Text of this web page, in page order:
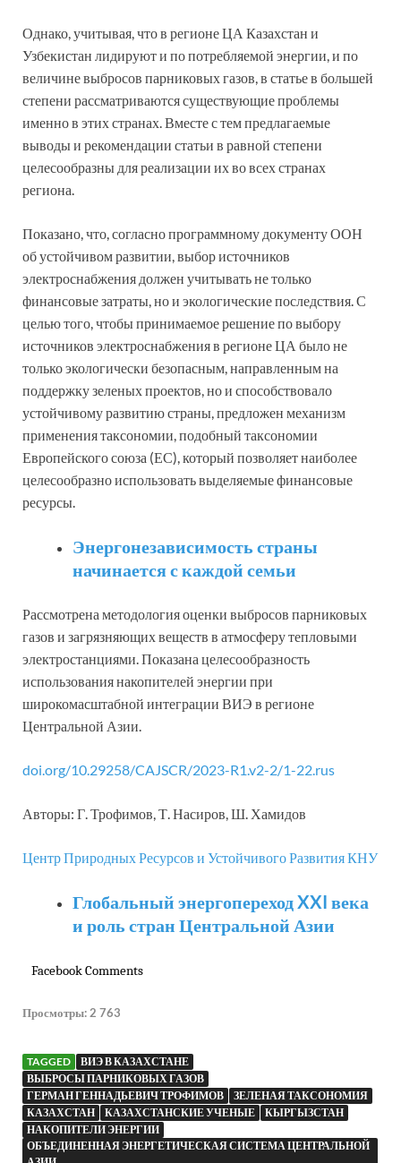
Однако, учитывая, что в регионе ЦА Казахстан и
Узбекистан лидируют и по потребляемой энергии, и по
величине выбросов парниковых газов, в статье в большей
степени рассматриваются существующие проблемы
именно в этих странах. Вместе с тем предлагаемые
выводы и рекомендации статьи в равной степени
целесообразны для реализации их во всех странах
региона.
Показано, что, согласно программному документу ООН
об устойчивом развитии, выбор источников
электроснабжения должен учитывать не только
финансовые затраты, но и экологические последствия. С
целью того, чтобы принимаемое решение по выбору
источников электроснабжения в регионе ЦА было не
только экологически безопасным, направленным на
поддержку зеленых проектов, но и способствовало
устойчивому развитию страны, предложен механизм
применения таксономии, подобный таксономии
Европейского союза (ЕС), который позволяет наиболее
целесообразно использовать выделяемые финансовые
ресурсы.
Энергонезависимость страны
начинается с каждой семьи
Рассмотрена методология оценки выбросов парниковых
газов и загрязняющих веществ в атмосферу тепловыми
электростанциями. Показана целесообразность
использования накопителей энергии при
широкомасштабной интеграции ВИЭ в регионе
Центральной Азии.
doi.org/10.29258/CAJSCR/2023-R1.v2-2/1-22.rus
Авторы: Г. Трофимов, Т. Насиров, Ш. Хамидов
Центр Природных Ресурсов и Устойчивого Развития КНУ
Глобальный энергопереход XXI века
и роль стран Центральной Азии
Facebook Comments
Просмотры: 2 763
TAGGED
ВИЭ В КАЗАХСТАНЕ
ВЫБРОСЫ ПАРНИКОВЫХ ГАЗОВ
ГЕРМАН ГЕННАДЬЕВИЧ ТРОФИМОВ
ЗЕЛЕНАЯ ТАКСОНОМИЯ
КАЗАХСТАН
КАЗАХСТАНСКИЕ УЧЕНЫЕ
КЫРГЫЗСТАН
НАКОПИТЕЛИ ЭНЕРГИИ
ОБЪЕДИНЕННАЯ ЭНЕРГЕТИЧЕСКАЯ СИСТЕМА ЦЕНТРАЛЬНОЙ